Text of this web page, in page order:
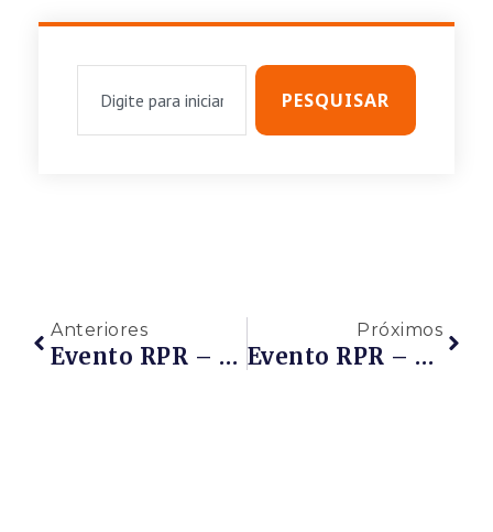
PESQUISAR
Anteriores
Evento RPR – Webinar RPR Com JOSÉ CARLOS TIGRE Da ANP Sobre CLÁUSULA DE PD&I / INOVAÇÃO – 19/05/2020 – De 17h Às 18h – PARTICIPE!!!
Próximos
Evento RPR – CAFÉ COM A REDE E AUGUSTO RAUPP Do INT (Instituto Nacional De Tecnologia) Sobre Investimento Em Startups Através Da PD&I – Nesta Sexta-Feira – 22/05/2020 – 09h Às 09h40 – PARTICIPE!!!